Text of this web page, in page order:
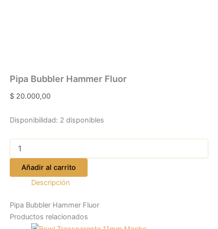
Pipa Bubbler Hammer Fluor
$ 20.000,00
Disponibilidad: 2 disponibles
Añadir al carrito
Descripción
Pipa Bubbler Hammer Fluor
Productos relacionados